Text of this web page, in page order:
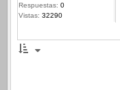
Respuestas: 0
Vistas: 32290